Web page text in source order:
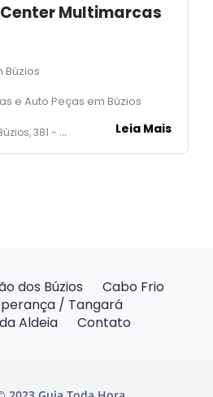
Multimarcas
Búzios
e Auto Peças em Búzios
- Armaçaõ dos Búzios Leia Mais
dos Búzios
Cabo Frio
/ Tangará
Aldeia
Contato